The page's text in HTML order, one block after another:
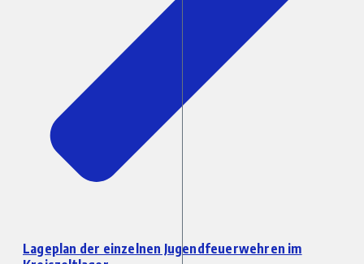
Lageplan der einzelnen Jugendfeuerwehren im